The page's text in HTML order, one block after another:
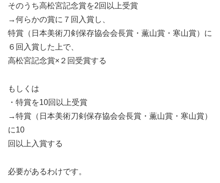
そのうち高松宮記念賞を2回以上受賞
→何らかの賞に７回入賞し、
特賞 （日本美術刀剣保存協会会長賞・薫山賞・寒山賞） に
６回入賞した上で、
高松宮記念賞×２回受賞する
もしくは
・特賞を10回以上受賞
→特賞（日本美術刀剣保存協会会長賞・薫山賞・寒山賞）
に10
回以上入賞する
必要があるわけです。